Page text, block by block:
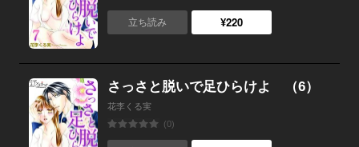
立ち読み ¥220
さっさと脱いで足ひらけよ （6）
花李くる実
(0)